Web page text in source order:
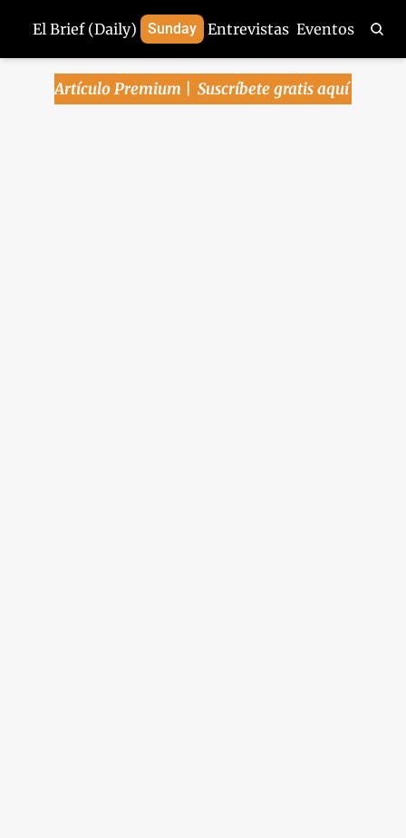
El Brief (Daily) Sunday Entrevistas Eventos
Artículo Premium | Suscríbete gratis aquí